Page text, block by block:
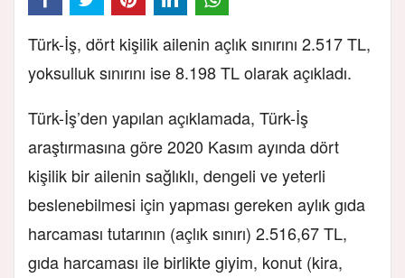
Türk-İş, dört kişilik ailenin açlık sınırını 2.517 TL,
yoksulluk sınırını ise 8.198 TL olarak açıkladı.
Türk-İş’den yapılan açıklamada, Türk-İş
araştırmasına göre 2020 Kasım ayında dört
kişilik bir ailenin sağlıklı, dengeli ve yeterli
beslenebilmesi için yapması gereken aylık gıda
harcaması tutarının (açlık sınırı) 2.516,67 TL,
gıda harcaması ile birlikte giyim, konut (kira,